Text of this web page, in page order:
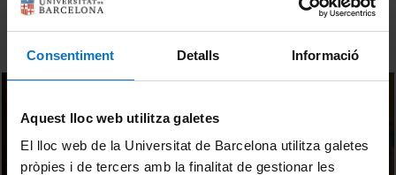
Consentiment Detalls Informació
Aquest lloc web utilitza galetes
El lloc web de la Universitat de Barcelona utilitza galetes
pròpies i de tercers amb la finalitat de gestionar les